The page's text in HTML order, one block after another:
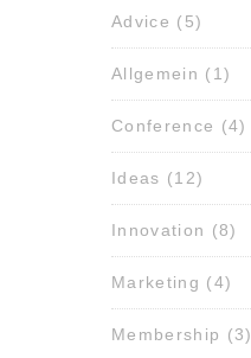
Advice (5)
Allgemein (1)
Conference (4)
Ideas (12)
Innovation (8)
Marketing (4)
Membership (3)